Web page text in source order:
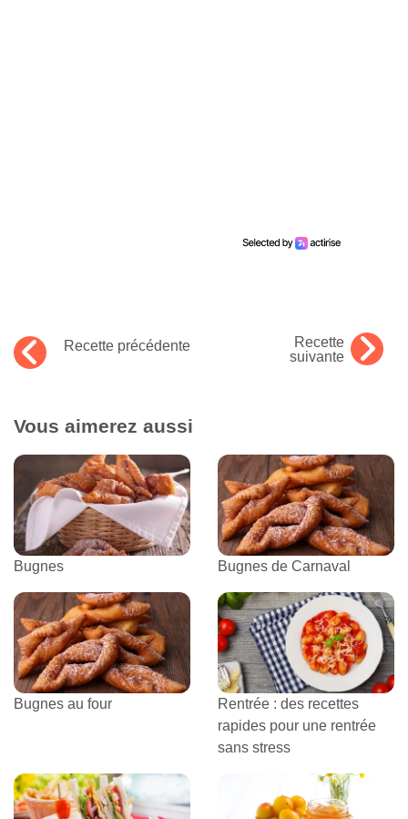
Recette précédente
Recette
suivante
Vous aimerez aussi
Bugnes Bugnes de Carnaval
Bugnes au four
Rentrée : des recettes
rapides pour une rentrée
sans stress